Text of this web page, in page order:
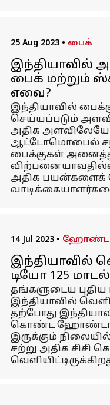
25 Aug 2023 • பைக்
இந்தியாவில்
பைக் மற்றும்
எவை?
இந்தியாவில்
செய்யப்படும்
அதிக அளவிலேயே
ஆட்டோமொபைல்
பைக்குகள்
அதிக
14 Jul 2023 •
இந்தியாவில்
டியோ 125
தங்களுடைய புதிய
இந்தியாவில்
தற்போது
கொண்ட ஹோண்டா
இருக்கும்
சற்று அதிக